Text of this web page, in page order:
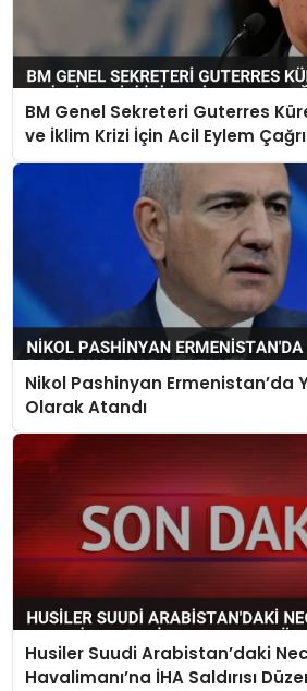
BM Genel Sekreteri Guterres
ve İklim Krizi İçin Acil Eylem
Nikol Pashinyan Ermenistan’da
Olarak Atandı
Husiler Suudi Arabistan’daki
Havalimanı’na İHA Saldırısı